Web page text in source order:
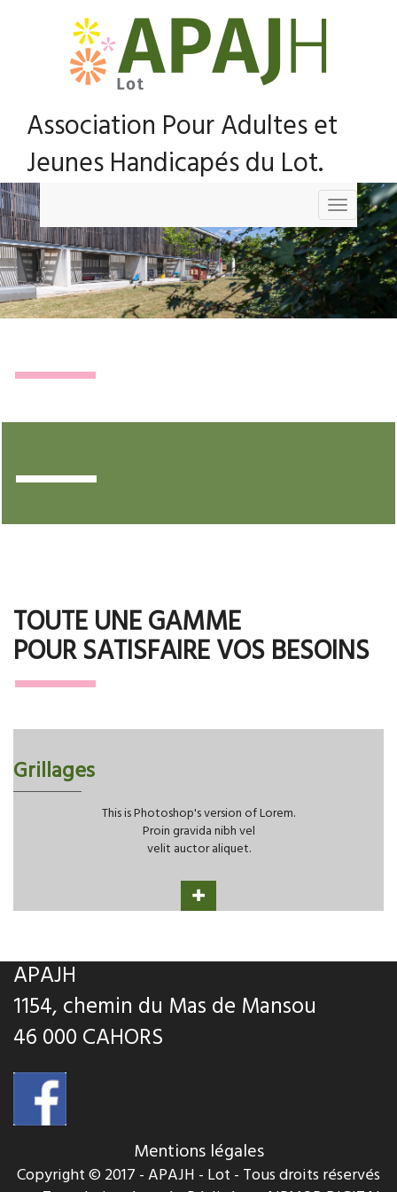
Association Pour Adultes et
Jeunes Handicapés du Lot.
Toggle
navigation
TOUTE UNE GAMME
POUR SATISFAIRE VOS BESOINS
Grillages
This is Photoshop's version of Lorem.
Proin gravida nibh vel
velit auctor aliquet.
APAJH
1154, chemin du Mas de Mansou
46 000 CAHORS
Mentions légales
Copyright © 2017 - APAJH - Lot - Tous droits réservés